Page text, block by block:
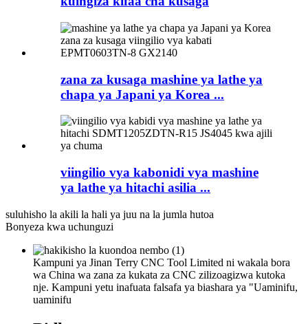
zana za kusaga mashine ya lathe ya
chapa ya Japani ya Korea ...
viingilio vya kabonidi vya mashine
ya lathe ya hitachi asilia ...
suluhisho la akili la hali ya juu na la jumla hutoa
Bonyeza kwa uchunguzi
Kampuni ya Jinan Terry CNC Tool Limited ni wakala bora
wa China wa zana za kukata za CNC zilizoagizwa kutoka
nje. Kampuni yetu inafuata falsafa ya biashara ya "Uaminifu,
uaminifu